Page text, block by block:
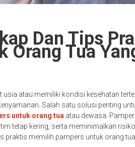
Dan Tips
Orang Tua
atau memiliki kondisi kesehatan
Salah satu solusi penting
untuk orang tua atau dewasa.
tetap kering, serta meminimalkan
praktis memilih pampers untuk orang